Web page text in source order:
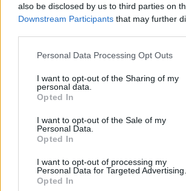
also be disclosed by us to third parties on
Downstream Participants that may further
Personal Data Processing Opt Outs
I want to opt-out of the Sharing of my
personal data.
Opted In
I want to opt-out of the Sale of my
Personal Data.
Opted In
I want to opt-out of processing my
Personal Data for Targeted Advertising.
Opted In
KEDVES OLVASÓNK!
tartozik, melynek olvasása
regisztrációhoz kötött.
Az előfizetés a következőket
Portfolio.hu teljes cikkarchívum
Kötéslisták: BÉT elmúlt 2 év
kötéslistái
Előfizetés